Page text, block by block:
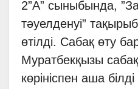
2”А” сыныбында,
тәуелденуі”
өтілді. Сабақ өту
Муратбекқызы
көрініспен аша